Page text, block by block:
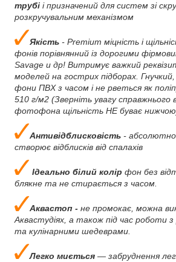
трубі і призначений для систем зі
розкручувальним механізмом
Якість - Premium міцність і
фонів порівнянний із дорогими
Savage и др! Витримує важкий
моделей на гострих підборах.
фони ПВХ з часом і не рветься як
510 г/м2 (Зверніть увагу справжнього
фотофона щільність НЕ буває
Антивідблисковість -
створює відблисків від спалахів
Ідеально білий колір фон без
блякне та не стирається з часом.
Аквастоп - не промокає, можна
Аквастудіях, а також під час роботи з
та кулінарними шедеврами.
Легко миється — забруднення